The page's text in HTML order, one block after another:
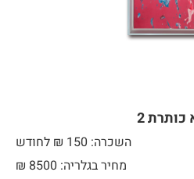
כותרת 2
השכרה: 150 ₪ לחודש
מחיר בגלריה: 8500 ₪